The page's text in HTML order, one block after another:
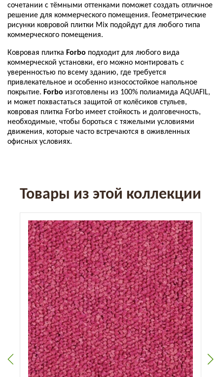
сочетании с тёмными оттенками поможет создать отличное
решение для коммерческого помещения. Геометрические
рисунки ковровой плитки Mix подойдут для любого типа
коммерческого помещения.
Ковровая плитка Forbo подходит для любого вида
коммерческой установки, его можно монтировать с
уверенностью по всему зданию, где требуется
привлекательное и особенно износостойкое напольное
покрытие. Forbo изготовлены из 100% полиамида AQUAFIL,
и может похвастаться защитой от колёсиков стульев,
ковровая плитка Forbo имеет стойкость и долговечность,
необходимые, чтобы бороться с тяжелыми условиями
движения, которые часто встречаются в оживленных
офисных условиях.
Товары из этой коллекции